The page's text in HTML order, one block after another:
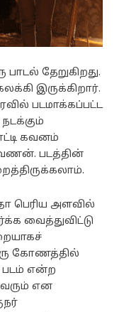
தேறுகிறது.
இருக்கிறார்.
படமாக்கப்பட்ட
கவனம்
படத்தின்
பெரிய அளவில்
வைத்துவிட்டு
கோணத்தில்
படம் என்ற
என